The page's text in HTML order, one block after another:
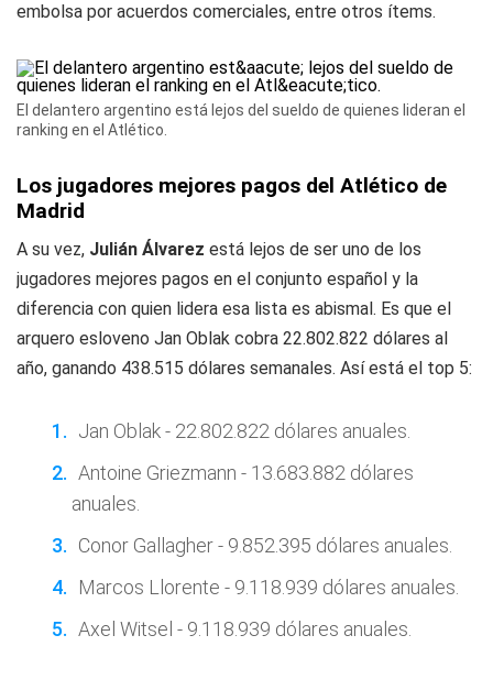
embolsa por acuerdos comerciales, entre otros ítems.
El delantero argentino está lejos del sueldo de quienes lideran el
ranking en el Atlético.
Los jugadores mejores pagos del Atlético de
Madrid
A su vez, Julián Álvarez está lejos de ser uno de los
jugadores mejores pagos en el conjunto español y la
diferencia con quien lidera esa lista es abismal. Es que el
arquero esloveno Jan Oblak cobra 22.802.822 dólares al
año, ganando 438.515 dólares semanales. Así está el top 5:
Jan Oblak - 22.802.822 dólares anuales.
Antoine Griezmann - 13.683.882 dólares
anuales.
Conor Gallagher - 9.852.395 dólares anuales.
Marcos Llorente - 9.118.939 dólares anuales.
Axel Witsel - 9.118.939 dólares anuales.